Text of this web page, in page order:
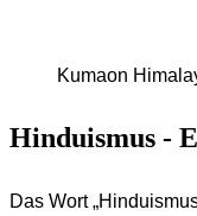
Kumaon
Hinduismus -
Das Wort